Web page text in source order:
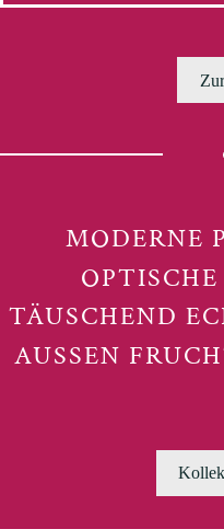
MODERNE
TÄUSCHEND
AUSSEN